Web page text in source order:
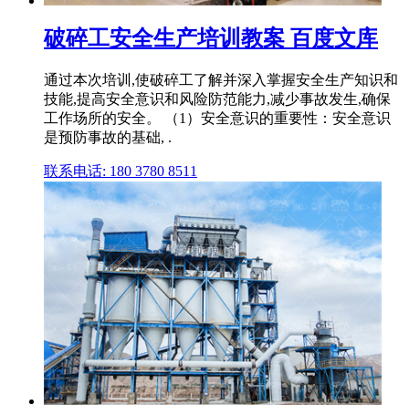
破碎工安全生产培训教案 百度文库
通过本次培训,使破碎工了解并深入掌握安全生产知识和
技能,提高安全意识和风险防范能力,减少事故发生,确保
工作场所的安全。 （1）安全意识的重要性：安全意识
是预防事故的基础, .
联系电话: 180 3780 8511